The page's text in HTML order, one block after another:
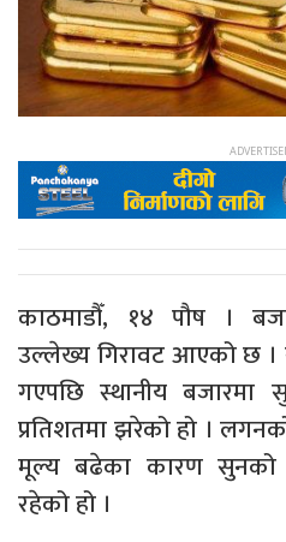
काठमाडौँ, १४ पौष ।
उल्लेख्य गिरावट आएको छ
गएपछि स्थानीय बजारमा
प्रतिशतमा झरेको हो ।
मूल्य बढेका कारण सुनको
रहेको हो ।